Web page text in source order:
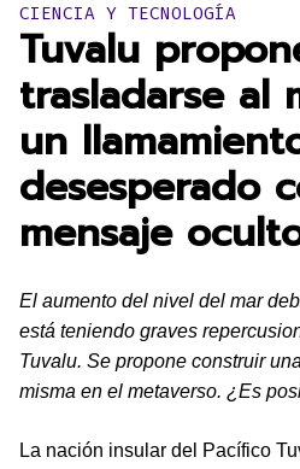
Publicado en:
CIENCIA Y TECNOLOGÍA
Tuvalu
trasladarse al
un
desesperado
mensaje
El aumento del nivel del mar
está teniendo graves
Tuvalu. Se propone construir
misma en el metaverso. ¿Es
La nación insular del Pacífico